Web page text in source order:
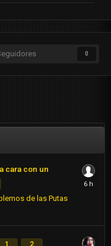
0
cara con un
de las Putas